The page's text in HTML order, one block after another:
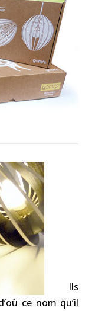
Ils
ce nom qu’il